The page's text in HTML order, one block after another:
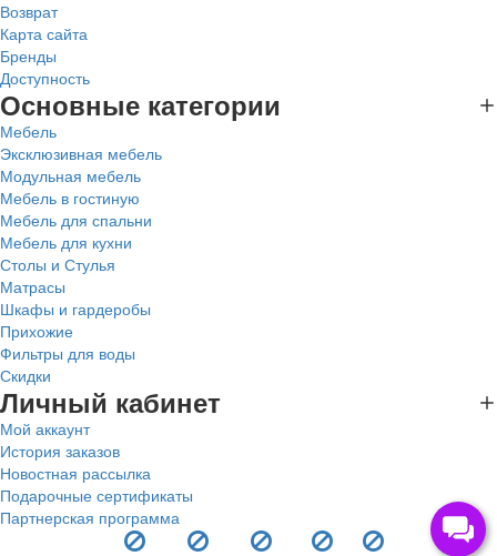
Возврат
Карта сайта
Бренды
Доступность
Основные категории
Мебель
Эксклюзивная мебель
Модульная мебель
Мебель в гостиную
Мебель для спальни
Мебель для кухни
Столы и Стулья
Матрасы
Шкафы и гардеробы
Прихожие
Фильтры для воды
Скидки
Личный кабинет
Мой аккаунт
История заказов
Новостная рассылка
Подарочные сертификаты
Партнерская программа